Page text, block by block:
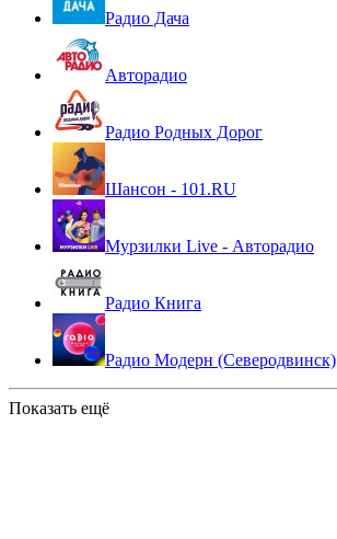
Радио Дача
Авторадио
Радио Родных Дорог
Шансон - 101.RU
Мурзилки Live - Авторадио
Радио Книга
Радио Модерн (Северодвинск)
Показать ещё